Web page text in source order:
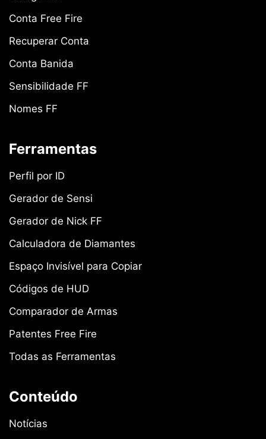
Conta Free Fire
Recuperar Conta
Conta Banida
Sensibilidade FF
Nomes FF
Ferramentas
Perfil por ID
Gerador de Sensi
Gerador de Nick FF
Calculadora de Diamantes
Espaço Invisível para Copiar
Códigos de HUD
Comparador de Armas
Patentes Free Fire
Todas as Ferramentas
Conteúdo
Notícias